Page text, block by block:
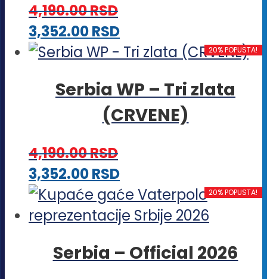
4,190.00RSD
3,352.00RSDOvaj
proizvod
više
varijanti.
biti
izabrane
na
proizvoda.
20% POPUSTA!
Serbia WP – Tri zlata
(CRVENE)
4,190.00RSD
3,352.00RSDOvaj
proizvod
ima
varijanti.
20% POPUSTA!
Serbia – Official 2026